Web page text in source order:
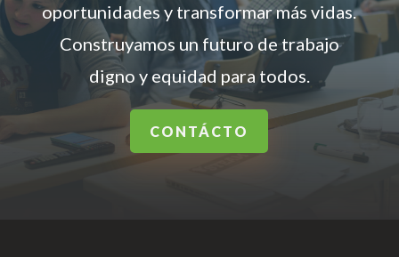
oportunidades y transformar más vidas.
Construyamos un futuro de trabajo
digno y equidad para todos.
CONTÁCTO